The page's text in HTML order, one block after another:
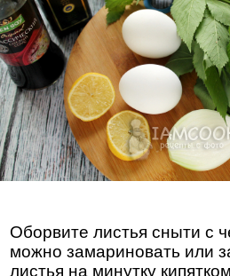
Оборвите листья сныти с
можно замариновать или
листья на минутку